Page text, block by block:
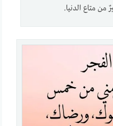
من متاع الدنيا.